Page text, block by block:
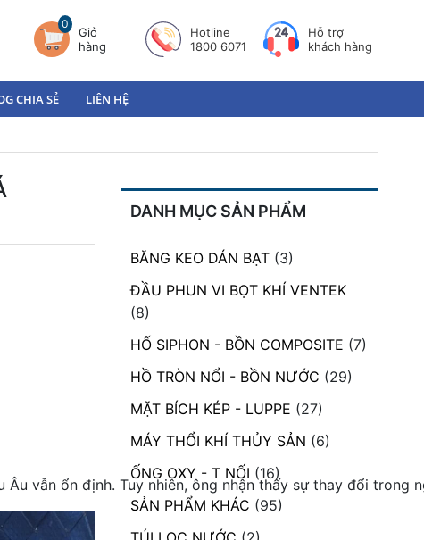
0
Giỏ
hàng
Hotline
1800 6071
Hỗ trợ
khách hàng
CHIA SẺ LIÊN HỆ
vẫn ổn định. Tuy nhiên, ông nhận thấy sự thay đổi
DANH MỤC SẢN PHẨM
BĂNG KEO DÁN BẠT (3)
ĐẦU PHUN VI BỌT KHÍ VENTEK
(8)
HỐ SIPHON - BỒN COMPOSITE (7)
HỒ TRÒN NỔI - BỒN NƯỚC (29)
MẶT BÍCH KÉP - LUPPE (27)
MÁY THỔI KHÍ THỦY SẢN (6)
ỐNG OXY - T NỐI (16)
SẢN PHẨM KHÁC (95)